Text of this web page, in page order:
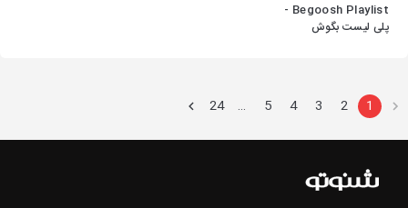
Begoosh Playlist -
پلی لیست بگوش
1
2
3
4
5
…
24